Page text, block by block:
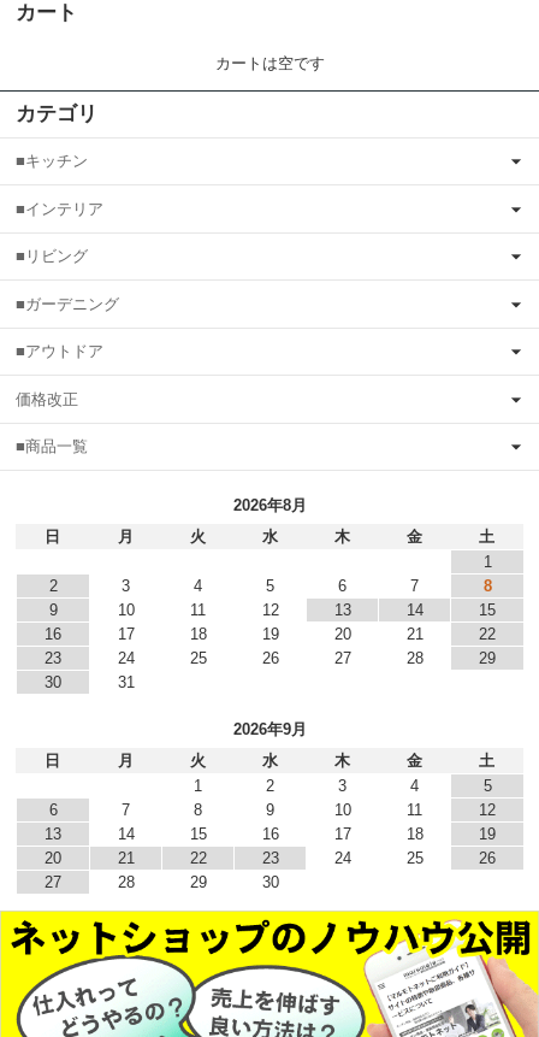
カート
カートは空です
カテゴリ
■キッチン
■インテリア
■リビング
■ガーデニング
■アウトドア
価格改正
■商品一覧
2026年8月
日
月 火 水 木 金
土
1
2
3 4 5 6 7
8
9
10 11 12 13 14
15
16
17 18 19 20 21
22
23
24 25 26 27 28
29
30
31
2026年9月
日
月 火 水 木 金
土
1
2 3 4
5
6
7 8 9 10 11
12
13
14 15 16 17 18
19
20
21 22 23 24 25
26
27
28 29 30